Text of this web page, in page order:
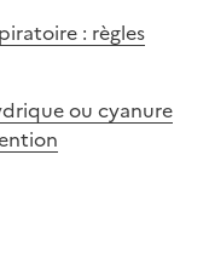
: règles
ou cyanure